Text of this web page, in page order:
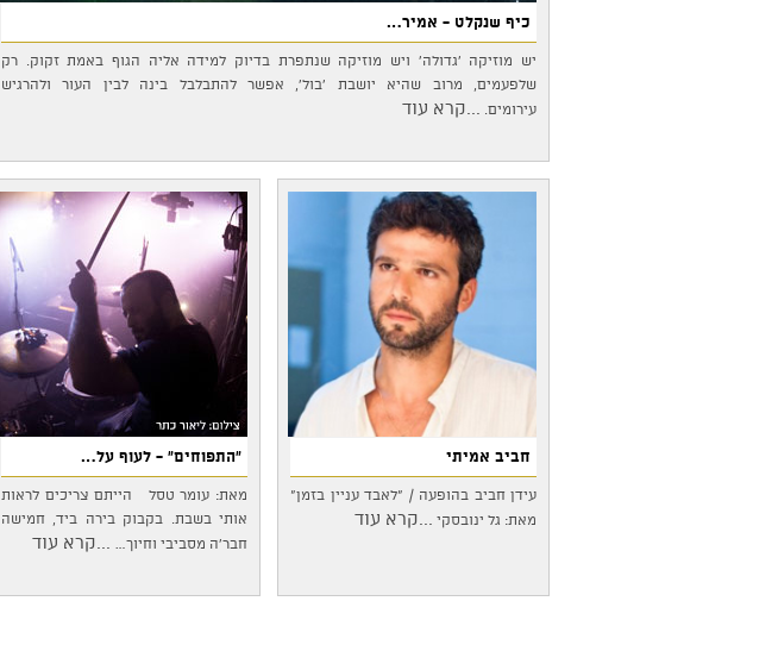
כיף שנקלט - אמיר…
יש מוזיקה 'גדולה' ויש מוזיקה שנתפרת בדיוק למידה אליה הגוף באמת זקוק. רק
שלפעמים, מרוב שהיא יושבת 'בול', אפשר להתבלבל בינה לבין העור ולהרגיש
עירומים.
...קרא עוד
חביב אמיתי
עידן חביב בהופעה / "לאבד עניין בזמן"
מאת: גל ינובסקי
...קרא עוד
"התפוחים" - לעוף על…
מאת: עומר טסל הייתם צריכים לראות
אותי בשבת. בקבוק בירה ביד, חמישה
חבר'ה מסביבי וחיוך…
...קרא עוד